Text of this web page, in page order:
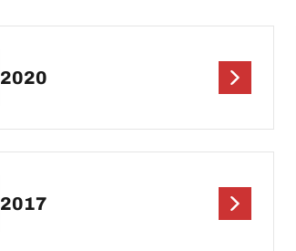
2020
2017